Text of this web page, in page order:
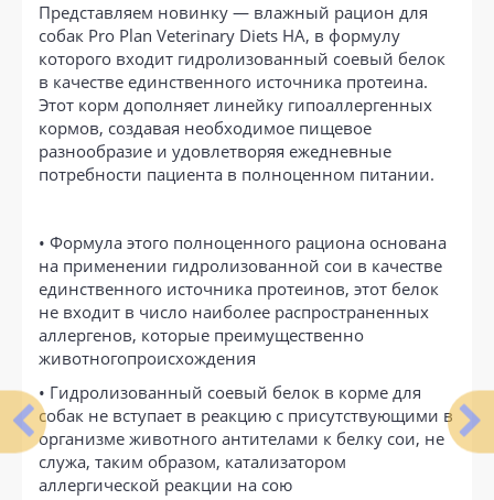
Представляем новинку — влажный рацион для
собак Pro Plan Veterinary Diets HA, в формулу
которого входит гидролизованный соевый белок
в качестве единственного источника протеина.
Этот корм дополняет линейку гипоаллергенных
кормов, создавая необходимое пищевое
разнообразие и удовлетворяя ежедневные
потребности пациента в полноценном питании.
• Формула этого полноценного рациона основана
на применении гидролизованной сои в качестве
единственного источника протеинов, этот белок
не входит в число наиболее распространенных
аллергенов, которые преимущественно
животногопроисхождения
• Гидролизованный соевый белок в корме для
собак не вступает в реакцию с присутствующими в
организме животного антителами к белку сои, не
служа, таким образом, катализатором
аллергической реакции на сою